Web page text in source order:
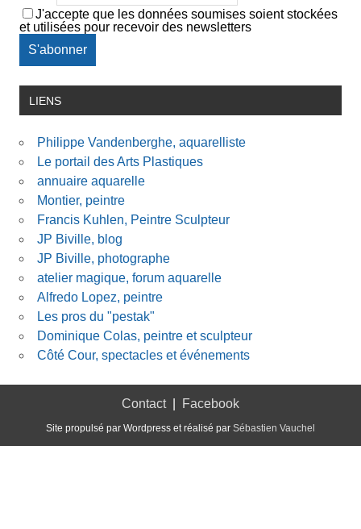
J'accepte que les données soumises soient stockées
et utilisées pour recevoir des newsletters
LIENS
Philippe Vandenberghe, aquarelliste
Le portail des Arts Plastiques
annuaire aquarelle
Montier, peintre
Francis Kuhlen, Peintre Sculpteur
JP Biville, blog
JP Biville, photographe
atelier magique, forum aquarelle
Alfredo Lopez, peintre
Les pros du "pestak"
Dominique Colas, peintre et sculpteur
Côté Cour, spectacles et événements
Contact| Facebook
Site propulsé par Wordpress et réalisé par Sébastien Vauchel